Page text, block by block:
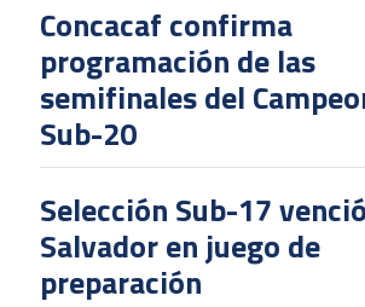
Concacaf confirma
programación de las
semifinales del
Sub-20
Selección Sub-17
Salvador en juego de
preparación